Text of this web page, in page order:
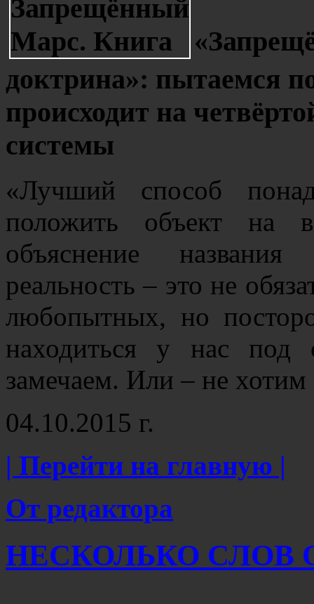
доктрина»: пытаемся
происходит на
системы
«Лучший способ
положить объект на
объяснение
реальность – это не
любопытных, но
находиться у нас
замечаем. Или – не хотим
04.10.2015 г.
| Перейти на главную |
От редактора
НЕСКОЛЬКО СЛОВ